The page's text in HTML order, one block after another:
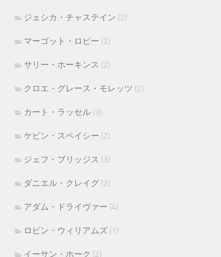
ジェシカ・チャステイン (2)
マーゴット・ロビー (2)
サリー・ホーキンス (2)
クロエ・グレース・モレッツ (2)
カート・ラッセル (3)
ケビン・スペイシー (2)
ジェフ・ブリッジス (3)
ダニエル・クレイグ (2)
アダム・ドライヴァー (4)
ロビン・ウィリアムズ (1)
イーサン・ホーク (2)